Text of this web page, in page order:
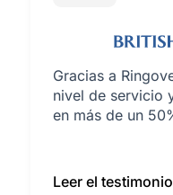
Gracias a
nivel de servicio
en más de un
Leer el testimonio